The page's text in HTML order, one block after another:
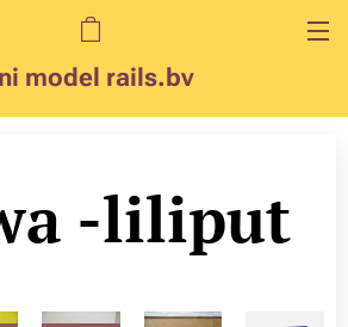
model rails.bv
-liliput